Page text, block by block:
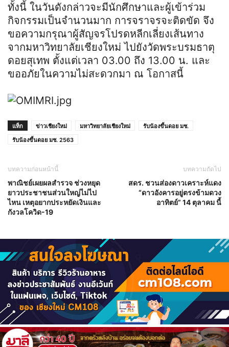
ทั้งนี้ ในวันดังกล่าวจะมีนักศึกษาและผู้เข้าร่วม
กิจกรรมเป็นจำนวนมาก การจราจรจะติดขัด จึง
ขอความกรุณาผู้สัญจรโปรดหลีกเลี่ยงเส้นทาง
จากมหาวิทยาลัยเชียงใหม่ ไปยังวัดพระบรมธาตุ
ดอยสุเทพ ตั้งแต่เวลา 03.00 ถึง 13.00 น. และ
ขออภัยในความไม่สะดวกมา ณ โอกาสนี้
แท็ก ข่าวเชียงใหม่ มหาวิทยาลัยเชียงใหม่
รับน้องขึ้นดอย มช.
รับน้องขึ้นดอย มช. 2563
บทความก่อนหน้านี้
พาณิชย์เผยผลสำรวจ ช่วงหยุด
ยาวประชาชนส่วนใหญ่ไม่ไป
ไหน เหตุอยากประหยัดเงินและ
กังวลโควิด-19
บทความถัดไป
สดร. ชวนส่องดาวเคราะห์แดง
“ดาวอังคารอยู่ตรงข้ามดวง
อาทิตย์” 14 ตุลาคม นี้